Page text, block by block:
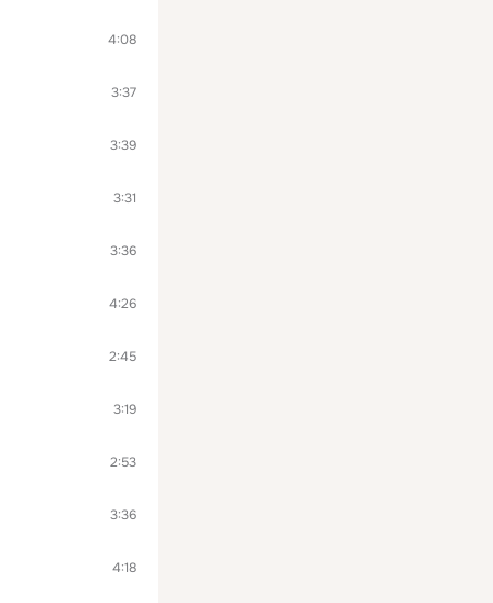
4:08
3:37
3:39
3:31
3:36
4:26
2:45
3:19
2:53
3:36
4:18